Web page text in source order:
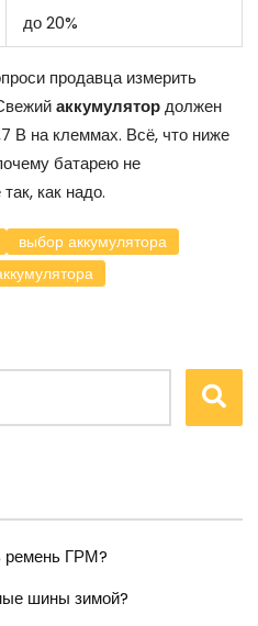
до 20%
продавца измерить
аккумулятордолжен
В на клеммах. Всё, что ниже
батарею не
как надо.
выбор аккумулятора
ремень ГРМ?
шины зимой?